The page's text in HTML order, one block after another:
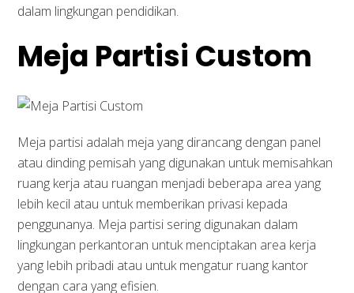
dalam lingkungan pendidikan.
Meja Partisi Custom
Meja partisi adalah meja yang dirancang dengan panel
atau dinding pemisah yang digunakan untuk memisahkan
ruang kerja atau ruangan menjadi beberapa area yang
lebih kecil atau untuk memberikan privasi kepada
penggunanya. Meja partisi sering digunakan dalam
lingkungan perkantoran untuk menciptakan area kerja
yang lebih pribadi atau untuk mengatur ruang kantor
dengan cara yang efisien.